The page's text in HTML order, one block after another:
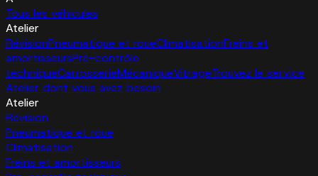
Tous les véhicules
Atelier
RévisionPneumatique et roueClimatisationFreins et
amortisseursPré-contrôle
techniqueCarrosserieMécaniqueVitrageTrouvez le service
Atelier dont vous avez besoin
Atelier
Révision
Pneumatique et roue
Climatisation
Freins et amortisseurs